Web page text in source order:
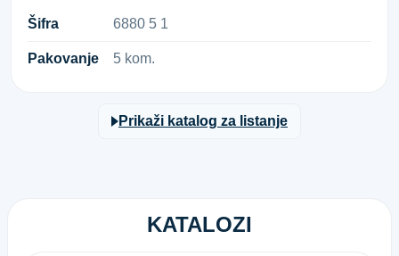
Šifra 6​8​8​0​ ​5​ ​1​
Pakovanje 5 kom.
Prikaži katalog za listanje
KATALOZI